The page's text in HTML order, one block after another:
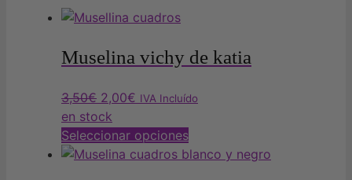
Muselina vichy de katia
3,50€ El
precio
original
era:
2,00€ El
actual
es:
IVA Incluído
en stock
Seleccionar opcionesEste
producto